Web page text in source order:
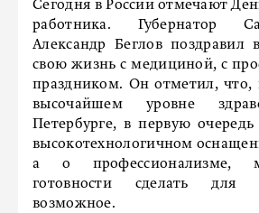
Сегодня в России отмечают
работника. Губернатор
Александр Беглов поздравил
свою жизнь с медициной, с
праздником. Он отметил, что,
высочайшем уровне
Петербурге, в первую
высокотехнологичном
а о профессионализме,
готовности сделать для
возможное.